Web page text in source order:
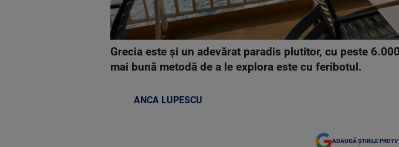
Grecia este și un adevărat paradis plutitor, cu peste
mai bună metodă de a le explora este cu feribotul.
ANCA LUPESCU
ADAUGĂ ȘTIRILE PROTV